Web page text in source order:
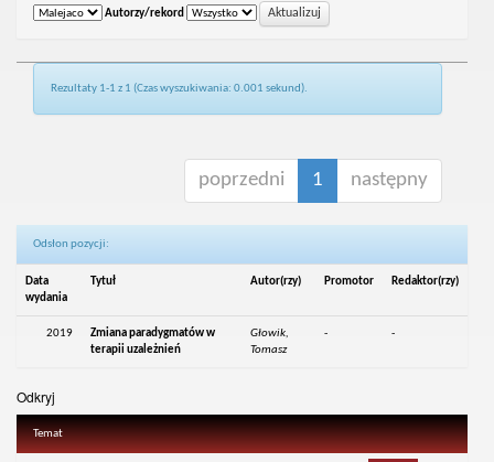
Autorzy/rekord
Rezultaty 1-1 z 1 (Czas wyszukiwania: 0.001 sekund).
poprzedni 1 następny
Odsłon pozycji:
Data
wydania
Tytuł Autor(rzy) Promotor Redaktor(rzy)
2019
Zmiana paradygmatów w
terapii uzależnień
Głowik,
Tomasz
- -
Odkryj
Temat